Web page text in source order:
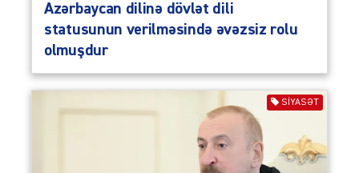
Azərbaycan dilinə dövlət dili
statusunun verilməsində əvəzsiz rolu
olmuşdur
SIYASƏT